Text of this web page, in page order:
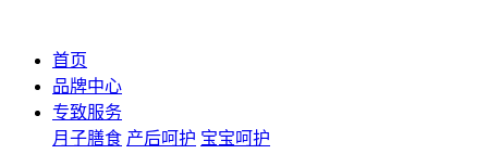
首页
品牌中心
专致服务
月子膳食 产后呵护 宝宝呵护